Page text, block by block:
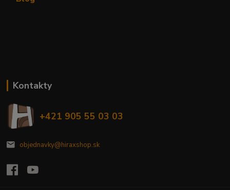
Kontakty
+421 905 55 03 03
objednavky@hiraxshop.sk